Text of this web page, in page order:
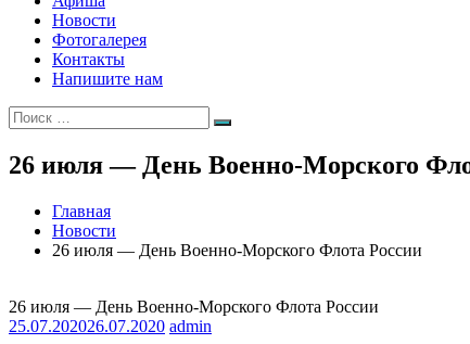
Новости
Фотогалерея
Контакты
Напишите нам
Искать:
Поиск
26 июля — День Военно-Морского
Главная
Новости
26 июля — День Военно-Морского Флота России
26 июля — День Военно-Морского Флота России
25.07.202026.07.2020 admin